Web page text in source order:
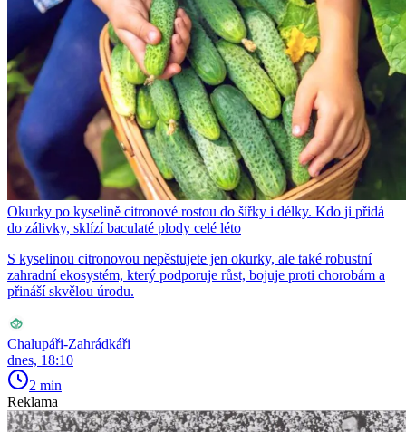
Okurky po kyselině citronové rostou do šířky i délky. Kdo ji přidá
do zálivky, sklízí baculaté plody celé léto
S kyselinou citronovou nepěstujete jen okurky, ale také robustní
zahradní ekosystém, který podporuje růst, bojuje proti chorobám a
přináší skvělou úrodu.
Chalupáři-Zahrádkáři
dnes, 18:10
2 min
Reklama